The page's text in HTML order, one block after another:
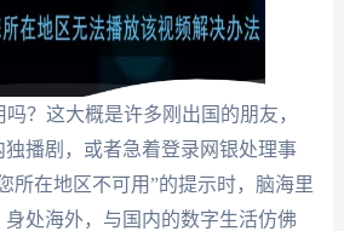
？这大概是许多刚出国的朋友，
播剧，或者急着登录网银处理事
所在地区不可用”的提示时，脑海里
处海外，与国内的数字生活仿佛